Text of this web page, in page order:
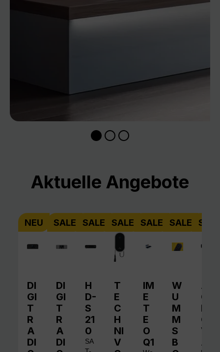
Produktgalerie überspringen
Aktuelle Angebote
NEU
DI
GI
T
R
A
DI
SALE
DI
GI
T
R
A
DI
SALE
H
D-
S
21
0
SA
SALE
T
E
C
H
NI
V
SALE
IM
E
T
E
O
Q1
SALE
W
U
M
M
S
B
A
QI
N
O
V
A